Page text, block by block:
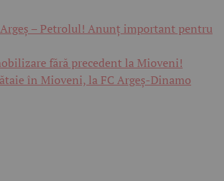
Argeș – Petrolul! Anunț important pentru
fără precedent la Mioveni!
în Mioveni, la FC Argeș-Dinamo